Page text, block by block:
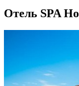
Отель SPA